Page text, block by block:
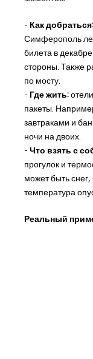
- Как добраться:
Симферополь
билета в
стороны. Также
по мосту.
- Где жить:
пакеты.
завтраками и
ночи на двоих.
- Что взять с
прогулок и
может быть
температура
Реальный